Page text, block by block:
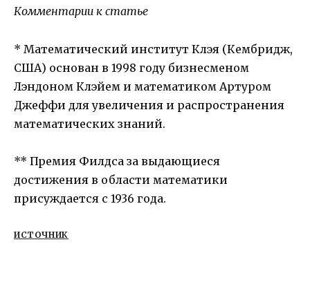
Комментарии к статье
* Математический институт Клэя (Кембридж,
США) основан в 1998 году бизнесменом
Лэндоном Клэйем и математиком Артуром
Джеффи для увеличения и распространения
математических знаний.
** Премия Филдса за выдающиеся
достижения в области математики
присуждается с 1936 года.
ИСТОЧНИК